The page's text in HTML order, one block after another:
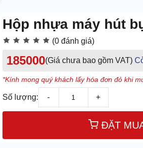
Hộp nhựa máy hút
(0 đánh giá)
185000(Giá chưa bao gồm VAT)
*Kính mong quý khách lấy hóa đơn đỏ khi
Số lượng: - +
ĐẶT